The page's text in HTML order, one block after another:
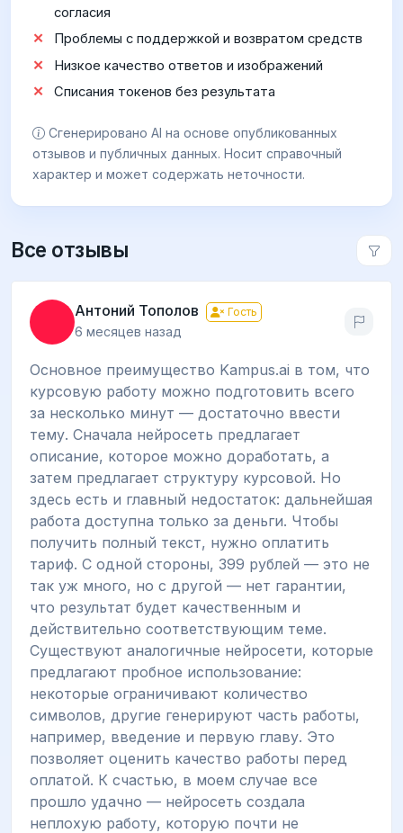
согласия
Проблемы с поддержкой и возвратом средств
Низкое качество ответов и изображений
Списания токенов без результата
Сгенерировано AI на основе опубликованных
отзывов и публичных данных. Носит справочный
характер и может содержать неточности.
Все отзывы
Антоний Тополов Гость
6 месяцев назад
Основное преимущество Kampus.ai в том, что
курсовую работу можно подготовить всего
за несколько минут — достаточно ввести
тему. Сначала нейросеть предлагает
описание, которое можно доработать, а
затем предлагает структуру курсовой. Но
здесь есть и главный недостаток: дальнейшая
работа доступна только за деньги. Чтобы
получить полный текст, нужно оплатить
тариф. С одной стороны, 399 рублей — это не
так уж много, но с другой — нет гарантии,
что результат будет качественным и
действительно соответствующим теме.
Существуют аналогичные нейросети, которые
предлагают пробное использование:
некоторые ограничивают количество
символов, другие генерируют часть работы,
например, введение и первую главу. Это
позволяет оценить качество работы перед
оплатой. К счастью, в моем случае все
прошло удачно — нейросеть создала
неплохую работу, которую почти не